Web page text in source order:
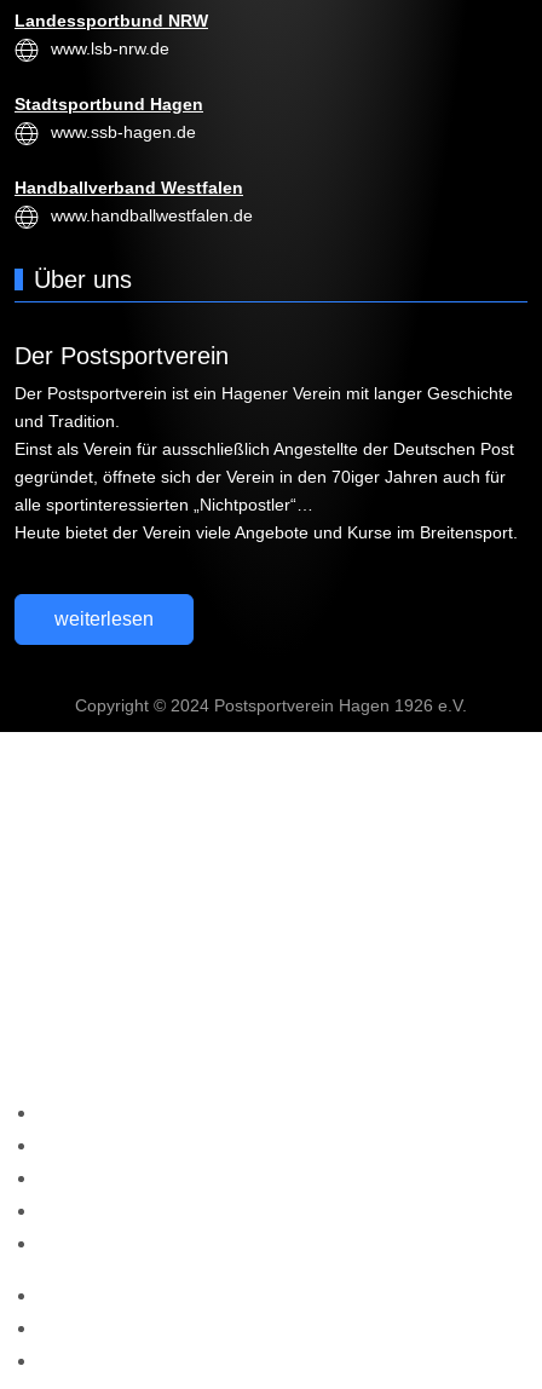
Landessportbund NRW
www.lsb-nrw.de
Stadtsportbund Hagen
www.ssb-hagen.de
Handballverband Westfalen
www.handballwestfalen.de
Über uns
Der Postsportverein
Der Postsportverein ist ein Hagener Verein mit langer Geschichte
und Tradition.
Einst als Verein für ausschließlich Angestellte der Deutschen Post
gegründet, öffnete sich der Verein in den 70iger Jahren auch für
alle sportinteressierten „Nichtpostler“…
Heute bietet der Verein viele Angebote und Kurse im Breitensport.
weiterlesen
Copyright © 2024 Postsportverein Hagen 1926 e.V.